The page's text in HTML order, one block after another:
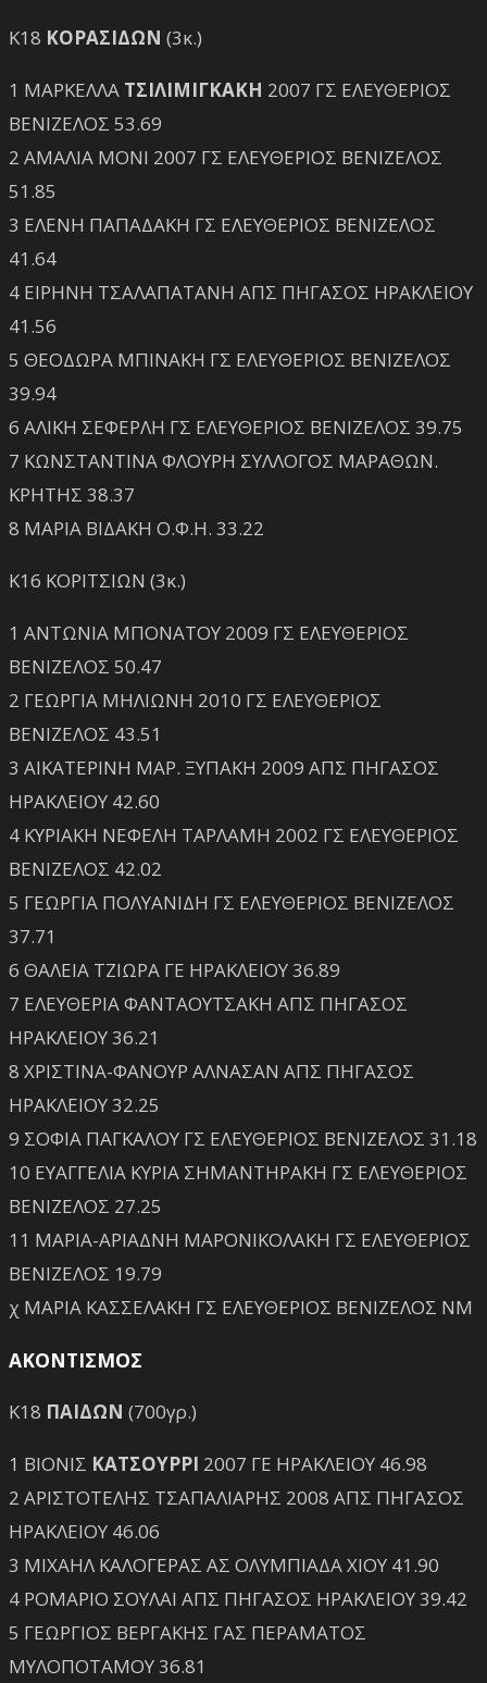
Κ18 ΚΟΡΑΣΙΔΩΝ (3κ.)
1 ΜΑΡΚΕΛΛΑ ΤΣΙΛΙΜΙΓΚΑΚΗ 2007 ΓΣ ΕΛΕΥΘΕΡΙΟΣ
ΒΕΝΙΖΕΛΟΣ 53.69
2 ΑΜΑΛΙΑ ΜΟΝΙ 2007 ΓΣ ΕΛΕΥΘΕΡΙΟΣ ΒΕΝΙΖΕΛΟΣ
51.85
3 ΕΛΕΝΗ ΠΑΠΑΔΑΚΗ ΓΣ ΕΛΕΥΘΕΡΙΟΣ ΒΕΝΙΖΕΛΟΣ
41.64
4 ΕΙΡΗΝΗ ΤΣΑΛΑΠΑΤΑΝΗ ΑΠΣ ΠΗΓΑΣΟΣ ΗΡΑΚΛΕΙΟΥ
41.56
5 ΘΕΟΔΩΡΑ ΜΠΙΝΑΚΗ ΓΣ ΕΛΕΥΘΕΡΙΟΣ ΒΕΝΙΖΕΛΟΣ
39.94
6 ΑΛΙΚΗ ΣΕΦΕΡΛΗ ΓΣ ΕΛΕΥΘΕΡΙΟΣ ΒΕΝΙΖΕΛΟΣ 39.75
7 ΚΩΝΣΤΑΝΤΙΝΑ ΦΛΟΥΡΗ ΣΥΛΛΟΓΟΣ ΜΑΡΑΘΩΝ.
ΚΡΗΤΗΣ 38.37
8 ΜΑΡΙΑ ΒΙΔΑΚΗ Ο.Φ.Η. 33.22
Κ16 ΚΟΡΙΤΣΙΩΝ (3κ.)
1 ΑΝΤΩΝΙΑ ΜΠΟΝΑΤΟΥ 2009 ΓΣ ΕΛΕΥΘΕΡΙΟΣ
ΒΕΝΙΖΕΛΟΣ 50.47
2 ΓΕΩΡΓΙΑ ΜΗΛΙΩΝΗ 2010 ΓΣ ΕΛΕΥΘΕΡΙΟΣ
ΒΕΝΙΖΕΛΟΣ 43.51
3 ΑΙΚΑΤΕΡΙΝΗ ΜΑΡ. ΞΥΠΑΚΗ 2009 ΑΠΣ ΠΗΓΑΣΟΣ
ΗΡΑΚΛΕΙΟΥ 42.60
4 ΚΥΡΙΑΚΗ ΝΕΦΕΛΗ ΤΑΡΛΑΜΗ 2002 ΓΣ ΕΛΕΥΘΕΡΙΟΣ
ΒΕΝΙΖΕΛΟΣ 42.02
5 ΓΕΩΡΓΙΑ ΠΟΛΥΑΝΙΔΗ ΓΣ ΕΛΕΥΘΕΡΙΟΣ ΒΕΝΙΖΕΛΟΣ
37.71
6 ΘΑΛΕΙΑ ΤΖΙΩΡΑ ΓΕ ΗΡΑΚΛΕΙΟΥ 36.89
7 ΕΛΕΥΘΕΡΙΑ ΦΑΝΤΑΟΥΤΣΑΚΗ ΑΠΣ ΠΗΓΑΣΟΣ
ΗΡΑΚΛΕΙΟΥ 36.21
8 ΧΡΙΣΤΙΝΑ-ΦΑΝΟΥΡ ΑΛΝΑΣΑΝ ΑΠΣ ΠΗΓΑΣΟΣ
ΗΡΑΚΛΕΙΟΥ 32.25
9 ΣΟΦΙΑ ΠΑΓΚΑΛΟΥ ΓΣ ΕΛΕΥΘΕΡΙΟΣ ΒΕΝΙΖΕΛΟΣ 31.18
10 ΕΥΑΓΓΕΛΙΑ ΚΥΡΙΑ ΣΗΜΑΝΤΗΡΑΚΗ ΓΣ ΕΛΕΥΘΕΡΙΟΣ
ΒΕΝΙΖΕΛΟΣ 27.25
11 ΜΑΡΙΑ-ΑΡΙΑΔΝΗ ΜΑΡΟΝΙΚΟΛΑΚΗ ΓΣ ΕΛΕΥΘΕΡΙΟΣ
ΒΕΝΙΖΕΛΟΣ 19.79
χ ΜΑΡΙΑ ΚΑΣΣΕΛΑΚΗ ΓΣ ΕΛΕΥΘΕΡΙΟΣ ΒΕΝΙΖΕΛΟΣ NM
ΑΚΟΝΤΙΣΜΟΣ
Κ18 ΠΑΙΔΩΝ (700γρ.)
1 ΒΙΟΝΙΣ ΚΑΤΣΟΥΡΡΙ 2007 ΓΕ ΗΡΑΚΛΕΙΟΥ 46.98
2 ΑΡΙΣΤΟΤΕΛΗΣ ΤΣΑΠΑΛΙΑΡΗΣ 2008 ΑΠΣ ΠΗΓΑΣΟΣ
ΗΡΑΚΛΕΙΟΥ 46.06
3 ΜΙΧΑΗΛ ΚΑΛΟΓΕΡΑΣ ΑΣ ΟΛΥΜΠΙΑΔΑ ΧΙΟΥ 41.90
4 ΡΟΜΑΡΙΟ ΣΟΥΛΑΙ ΑΠΣ ΠΗΓΑΣΟΣ ΗΡΑΚΛΕΙΟΥ 39.42
5 ΓΕΩΡΓΙΟΣ ΒΕΡΓΑΚΗΣ ΓΑΣ ΠΕΡΑΜΑΤΟΣ
ΜΥΛΟΠΟΤΑΜΟΥ 36.81